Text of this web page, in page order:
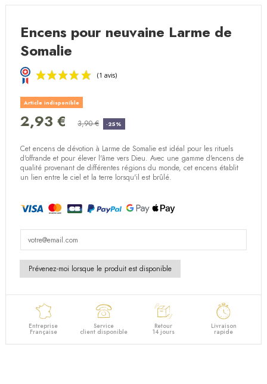
Encens pour neuvaine Larme de
Somalie
(1 avis)
Article indisponible
2,93 € 3,90 € -25%
Cet encens de dévotion à Larme de Somalie est idéal pour les rituels
d'offrande et pour élever l'âme vers Dieu. Avec une gamme d'encens de
qualité provenant de différentes régions du monde, cet encens établit
un lien entre le ciel et la terre lorsqu'il est brûlé.
Entreprise
Française
Service
client disponible
Retour
14 jours
Livraison
rapide